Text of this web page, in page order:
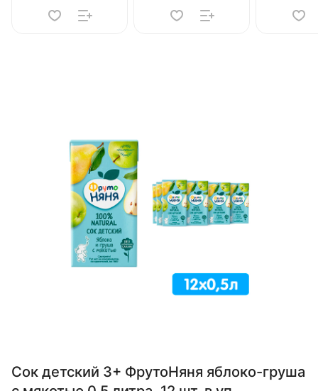
Сок детский 3+ ФрутоНяня яблоко-груша